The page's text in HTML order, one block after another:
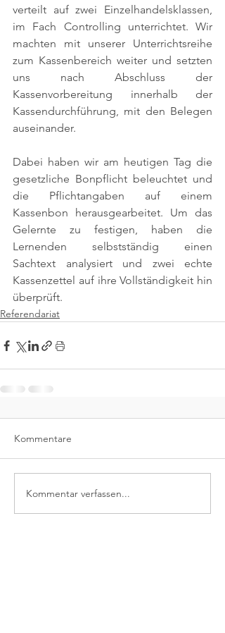
verteilt auf zwei Einzelhandelsklassen,
im Fach Controlling unterrichtet. Wir
machten mit unserer Unterrichtsreihe
zum Kassenbereich weiter und setzten
uns nach Abschluss der
Kassenvorbereitung innerhalb der
Kassendurchführung, mit den Belegen
auseinander.
Dabei haben wir am heutigen Tag die
gesetzliche Bonpflicht beleuchtet und
die Pflichtangaben auf einem
Kassenbon herausgearbeitet. Um das
Gelernte zu festigen, haben die
Lernenden selbstständig einen
Sachtext analysiert und zwei echte
Kassenzettel auf ihre Vollständigkeit hin
überprüft.
Referendariat
Kommentare
Kommentar verfassen...